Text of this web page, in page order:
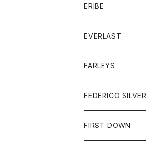
シャツ
Tシャツ
グッズ
帽子
トップス
シャツ
セーター
ボトム
ショートパンツ
パンツ
レディース
コート
ERIBE
ニット
EVERLAST
トップス
ジャケット
スエットシャツ
ボトム
スエットパンツ
グッズ
FARLEYS
FEDERICO SILVER
アクセサリー
FIRST DOWN